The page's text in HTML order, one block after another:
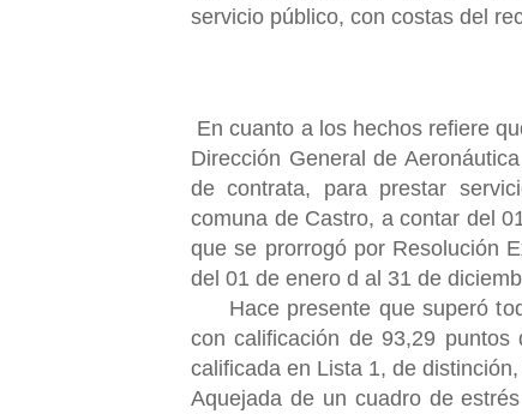
servicio público, con costas del
En cuanto a los hechos refiere
Dirección General de
de contrata, para prestar
comuna de Castro, a contar del
que se prorrogó por Resolución
del 01 de enero d al 31 de
Hace presente que superó
con calificación de 93,29
calificada en Lista 1, de
Aquejada de un cuadro de